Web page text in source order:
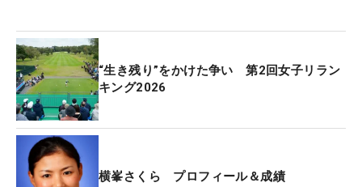
は晴れ用、曇り用など、3種類ぐらいあればいいの
かなという話をしています」。
この日は日差しの強さによって、サングラスを掛け
たり外したりしながらラインを読んで対応。「きの
うも、きょうの前半もタッチは合っていたと思いま
す。後半ちょっと打ち切れなかったけど、全体的に
“生き残り”をかけた争い 第2回女子リラン
キング2026
横峯さくら プロフィール＆成績